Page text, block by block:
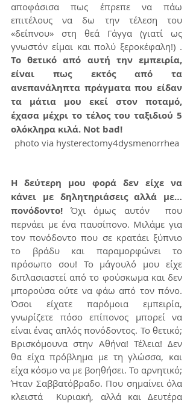
αποφάσισα πως έπρεπε να πάω
επιτέλους να δω την τέλεση του
«δείπνου» στη θεά Γάγγα (γιατί ως
Το θετικό από αυτή την εμπειρία,
είναι πως εκτός από τα
ανεπανάληπτα πράγματα που είδαν
τα μάτια μου εκεί στον ποταμό,
έχασα μέχρι το τέλος του ταξιδιού 5
ολόκληρα κιλά. Not bad!
photo via hysterectomy4dysmenorrhea
Η δεύτερη μου φορά δεν είχε να
κάνει με δηλητηριάσεις αλλά με…
πονόδοντο! Όχι όμως αυτόν  που
περνάει με ένα παυσίπονο. Μιλάμε για
τον πονόδοντο που σε κρατάει ξύπνιο
το βράδυ και παραμορφώνει το
πρόσωπο σου! Το μάγουλό μου είχε
διπλασιαστεί από το φούσκωμα και δεν
μπορούσα ούτε να φάω από τον πόνο.
Όσοι είχατε παρόμοια εμπειρία,
γνωρίζετε πόσο επίπονος μπορεί να
είναι ένας απλός πονόδοντος. Το θετικό;
Βρισκόμουνα στην Αθήνα! Τέλεια! Δεν
θα είχα πρόβλημα με τη γλώσσα, και
είχα κόσμο να με βοηθήσει. Το αρνητικό;
Ήταν Σαββατόβραδο. Που σημαίνει όλα
κλειστά  Κυριακή, αλλά και Δευτέρα